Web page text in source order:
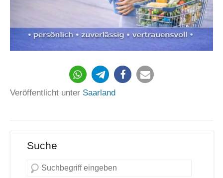
229
Veröffentlicht unter Saarland
Suche